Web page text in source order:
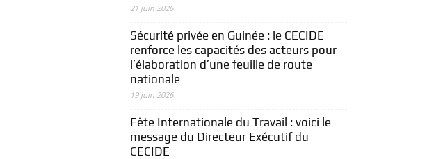
21 juin 2026
Sécurité privée en Guinée : le CECIDE
renforce les capacités des acteurs pour
l’élaboration d’une feuille de route
nationale
19 juin 2026
Fête Internationale du Travail : voici le
message du Directeur Exécutif du
CECIDE